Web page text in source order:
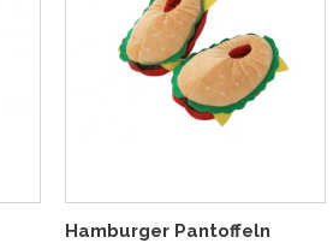
Hamburger Pantoffeln